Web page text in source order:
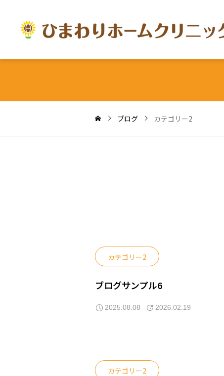
ブログ カテゴリー2
カテゴリー2
ブログサンプル6
2025.08.08 2026.02.19
カテゴリー2